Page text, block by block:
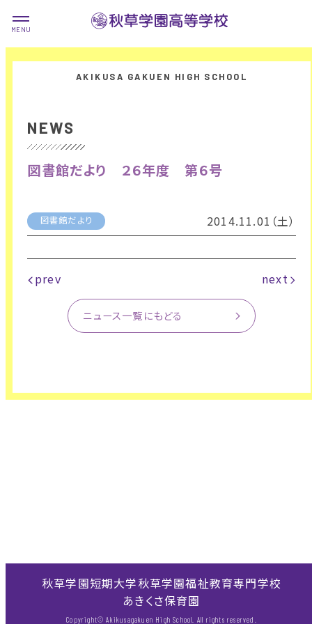
NEWS
図書館だより ２６年度 第６号
図書館だより 2014.11.01（土）
prev next
ニュース一覧にもどる
秋草学園短期大学秋草学園福祉教育専門学校
あきくさ保育園
Copyright© Akikusagakuen High School. All rights reserved.